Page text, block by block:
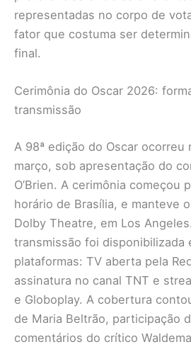
representadas no corpo de
fator que costuma ser
final.
Cerimônia do Oscar 2026:
transmissão
A 98ª edição do Oscar ocorreu
março, sob apresentação do
O’Brien. A cerimônia começou
horário de Brasília, e manteve
Dolby Theatre, em Los
transmissão foi disponibilizada
plataformas: TV aberta pela
assinatura no canal TNT e
e Globoplay. A cobertura
de Maria Beltrão, participação
comentários do crítico